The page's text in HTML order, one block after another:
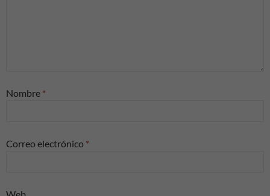
Nombre *
Correo electrónico *